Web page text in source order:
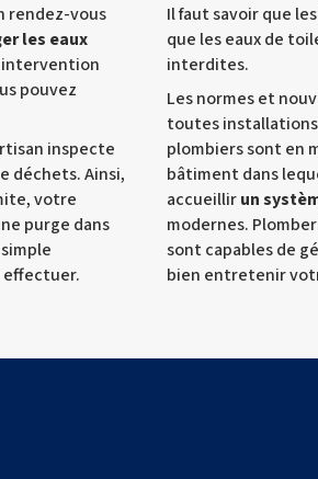
rendez-vous
les eaux
intervention
pouvez
inspecte
déchets. Ainsi,
votre
purge dans
effectuer.
Il faut savoir que
que les eaux de
interdites.
Les normes et
toutes
plombiers sont en
bâtiment dans
accueillirun
modernes.
sont capables de
bien entretenir